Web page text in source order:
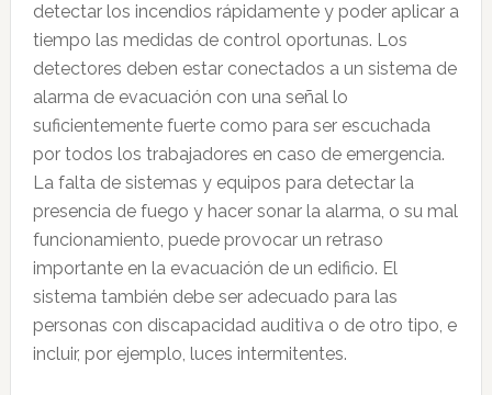
detectar los incendios rápidamente y poder aplicar a
tiempo las medidas de control oportunas. Los
detectores deben estar conectados a un sistema de
alarma de evacuación con una señal lo
suficientemente fuerte como para ser escuchada
por todos los trabajadores en caso de emergencia.
La falta de sistemas y equipos para detectar la
presencia de fuego y hacer sonar la alarma, o su mal
funcionamiento, puede provocar un retraso
importante en la evacuación de un edificio. El
sistema también debe ser adecuado para las
personas con discapacidad auditiva o de otro tipo, e
incluir, por ejemplo, luces intermitentes.